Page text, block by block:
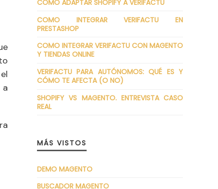
a
COMO ADAPTAR SHOPIFY A VERIFACTU
COMO INTEGRAR VERIFACTU EN
PRESTASHOP
COMO INTEGRAR VERIFACTU CON MAGENTO
Y TIENDAS ONLINE
VERIFACTU PARA AUTÓNOMOS: QUÉ ES Y
CÓMO TE AFECTA (O NO)
SHOPIFY VS MAGENTO. ENTREVISTA CASO
REAL
MÁS VISTOS
DEMO MAGENTO
BUSCADOR MAGENTO